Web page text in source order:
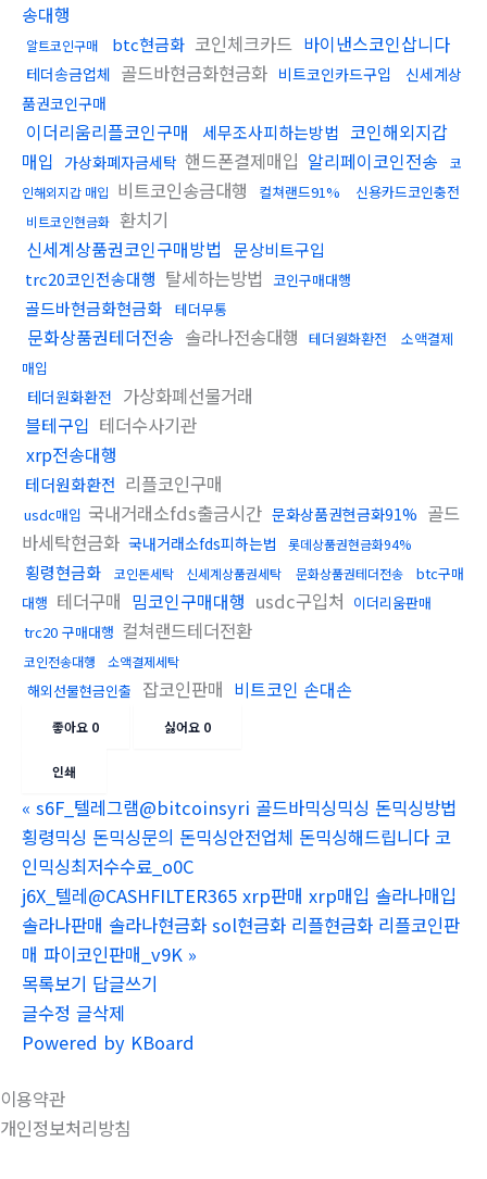
송대행
알트코인구매 btc현금화 코인체크카드 바이낸스코인삽니다
테더송금업체 골드바현금화현금화 비트코인카드구입
신세계상
품권코인구매
이더리움리플코인구매 세무조사피하는방법 코인해외지갑
매입 가상화폐자금세탁 핸드폰결제매입 알리페이코인전송
코
인해외지갑 매입 비트코인송금대행 컬쳐랜드91% 신용카드코인충전
비트코인현금화 환치기
신세계상품권코인구매방법
문상비트구입
trc20코인전송대행 탈세하는방법 코인구매대행
골드바현금화현금화 테더무통
문화상품권테더전송 솔라나전송대행 테더원화환전
소액결제
매입
테더원화환전 가상화폐선물거래
블테구입 테더수사기관
xrp전송대행
테더원화환전 리플코인구매
usdc매입 국내거래소fds출금시간 문화상품권현금화91% 골드
바세탁현금화 국내거래소fds피하는법 롯데상품권현금화94%
횡령현금화 코인돈세탁 신세계상품권세탁 문화상품권테더전송
btc구매
대행 테더구매 밈코인구매대행 usdc구입처 이더리움판매
trc20 구매대행 컬쳐랜드테더전환
코인전송대행 소액결제세탁
해외선물현금인출 잡코인판매 비트코인 손대손
좋아요 0 싫어요 0
인쇄
« s6F_텔레그램@bitcoinsyri 골드바믹싱믹싱 돈믹싱방법
횡령믹싱 돈믹싱문의 돈믹싱안전업체 돈믹싱해드립니다 코
인믹싱최저수수료_o0C
j6X_텔레@CASHFILTER365 xrp판매 xrp매입 솔라나매입
솔라나판매 솔라나현금화 sol현금화 리플현금화 리플코인판
매 파이코인판매_v9K »
목록보기 답글쓰기
글수정 글삭제
Powered by KBoard
이용약관
개인정보처리방침